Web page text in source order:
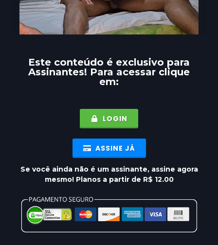
Este conteúdo é exclusivo para
Assinantes! Para acessar clique
em:
LOGIN
ASSINE JÁ
Se você ainda não é um assinante, assine agora
mesmo! Planos a partir de R$ 12.00